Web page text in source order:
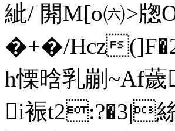
紪/ 閞M[o㈥>
� +�/Hсz(]F�2
h慄晗乳剻~Af薉
i裖t2:?�3|